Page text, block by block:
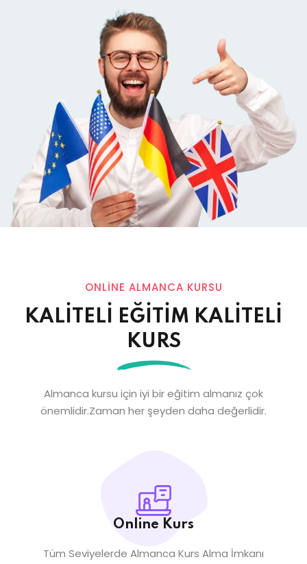
ONLİNE ALMANCA KURSU
KALİTELİ EĞİTİM KALİTELİ
KURS
Almanca kursu için iyi bir eğitim almanız çok
önemlidir.Zaman her şeyden daha değerlidir.
Online Kurs
Tüm Seviyelerde Almanca Kurs Alma İmkanı